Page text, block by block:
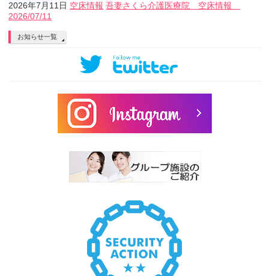
2026年7月11日 空床情報 吾妻さくら介護医療院 空床情報
2026/07/11
お知らせ一覧